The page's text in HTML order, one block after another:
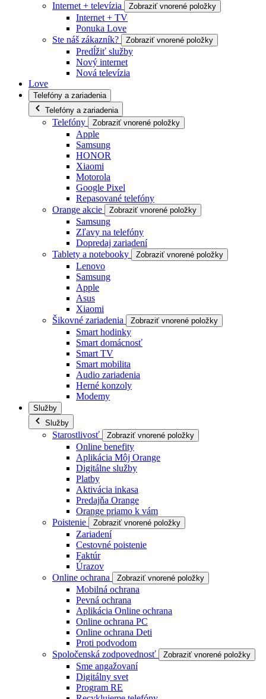
Internet + televízia
Zobraziť vnorené položky
Internet + TV
Ponuka Love
Ste náš zákazník?
Zobraziť vnorené položky
Predĺžiť služby
Nový internet
Nová televízia
Love
Telefóny a zariadenia
Telefóny a zariadenia
Telefóny Zobraziť vnorené položky
Apple
Samsung
HONOR
Xiaomi
Motorola
Google Pixel
Repasované telefóny
Orange akcie
Zobraziť vnorené položky
Samsung
Zľavy na telefóny
Dopredaj zariadení
Tablety a notebooky
Zobraziť vnorené položky
Lenovo
Samsung
Apple
Asus
Xiaomi
Šikovné zariadenia
Zobraziť vnorené položky
Smart hodinky
Smart domácnosť
Smart TV
Smart mobilita
Audio zariadenia
Herné konzoly
Modemy
Služby
Služby
Starostlivosť Zobraziť vnorené položky
Online benefity
Aplikácia Môj Orange
Digitálne služby
Platby
Aktivácia inkasa
Predajňa Orange
Orange priamo k vám
Poistenie
Zobraziť vnorené položky
Zariadení
Cestovné poistenie
Faktúr
Úrazov
Online ochrana
Zobraziť vnorené položky
Mobilná ochrana
Pevná ochrana
Aplikácia Online ochrana
Online ochrana PC
Online ochrana Deti
Proti podvodom
Spoločenská zodpovednosť
Zobraziť vnorené položky
Sme angažovaní
Digitálny svet
Program RE